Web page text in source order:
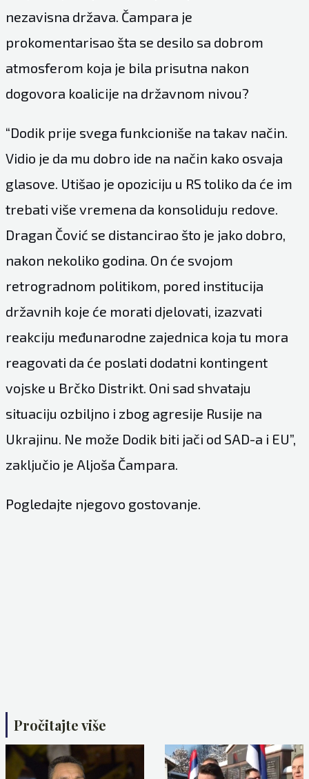
nezavisna država. Čampara je
prokomentarisao šta se desilo sa dobrom
atmosferom koja je bila prisutna nakon
dogovora koalicije na državnom nivou?
“Dodik prije svega funkcioniše na takav način.
Vidio je da mu dobro ide na način kako osvaja
glasove. Utišao je opoziciju u RS toliko da će im
trebati više vremena da konsoliduju redove.
Dragan Čović se distancirao što je jako dobro,
nakon nekoliko godina. On će svojom
retrogradnom politikom, pored institucija
državnih koje će morati djelovati, izazvati
reakciju međunarodne zajednica koja tu mora
reagovati da će poslati dodatni kontingent
vojske u Brčko Distrikt. Oni sad shvataju
situaciju ozbiljno i zbog agresije Rusije na
Ukrajinu. Ne može Dodik biti jači od SAD-a i EU”,
zaključio je Aljoša Čampara.
Pogledajte njegovo gostovanje.
Pročitajte više